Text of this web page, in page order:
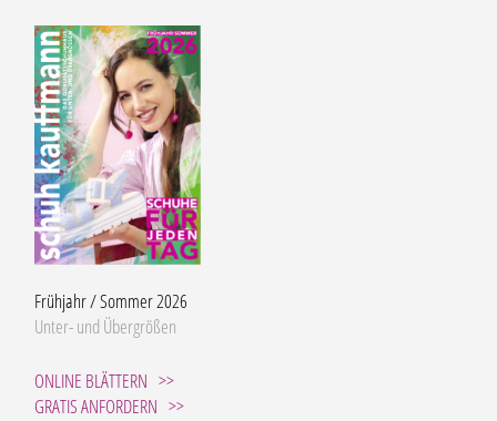
Frühjahr / Sommer 2026
Unter- und Übergrößen
ONLINE BLÄTTERN
GRATIS ANFORDERN